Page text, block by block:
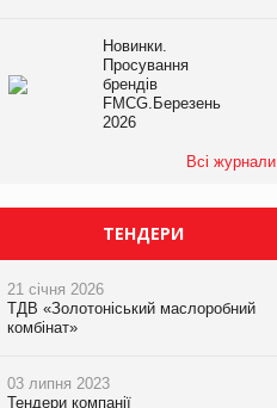
Новинки.
Просування
брендів
FMCG.Березень
2026
Всі журнали
ТЕНДЕРИ
21 січня 2026
ТДВ «Золотоніський маслоробний
комбінат»
03 липня 2023
Тендери компанії